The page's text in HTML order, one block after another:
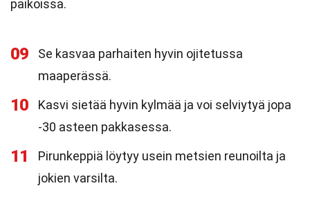
paikoissa.
09
Se kasvaa parhaiten hyvin ojitetussa
maaperässä.
10
Kasvi sietää hyvin kylmää ja voi selviytyä jopa
-30 asteen pakkasessa.
11
Pirunkeppiä löytyy usein metsien reunoilta ja
jokien varsilta.